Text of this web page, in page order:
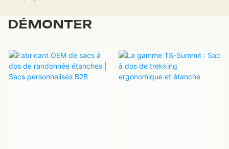
DÉMONTER